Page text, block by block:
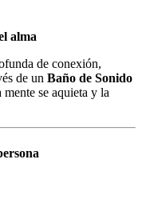
alma
de conexión,
de un Baño de Sonido
se aquieta y la